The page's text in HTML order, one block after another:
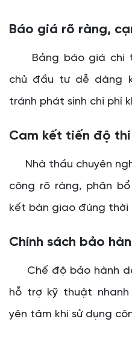
Báo giá rõ ràng,
Bảng báo giá chi
chủ đầu tư dễ dàng
tránh phát sinh chi phí
Cam kết tiến độ
Nhà thầu chuyên
công rõ ràng, phân
kết bàn giao đúng thời
Chính sách bảo
Chế độ bảo hành
hỗ trợ kỹ thuật nhanh
yên tâm khi sử dụng